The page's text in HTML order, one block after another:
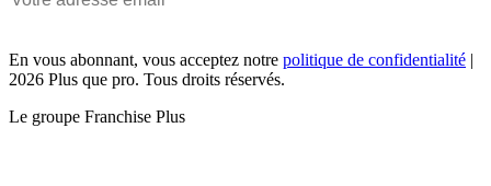
En vous abonnant, vous acceptez notre politique de confidentialité |
2026 Plus que pro. Tous droits réservés.
Le groupe Franchise Plus